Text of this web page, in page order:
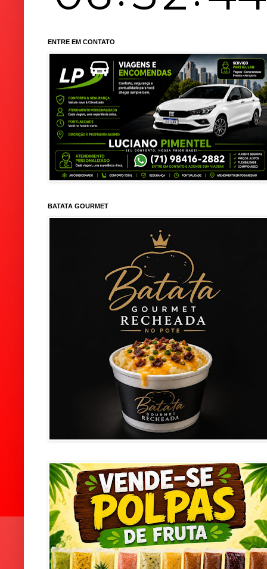
ENTRE EM CONTATO
BATATA GOURMET